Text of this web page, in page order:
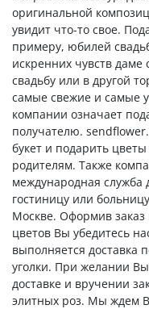
оригинальной
увидит что-то свое.
примеру, юбилей
искренних чувств
свадьбу или в другой
самые свежие и самые
компании означает
получателю.
букет и подарить
родителям. Также
международная служба
гостиницу или
Москве. Оформив
цветов Вы убедитесь
выполняется доставка
уголки. При желании
доставке и вручении
элитных роз. Мы ждем